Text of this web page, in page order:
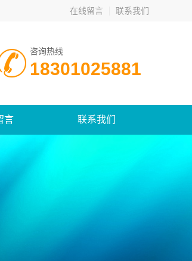
在线留言 联系我们
咨询热线
18301025881
言 联系我们